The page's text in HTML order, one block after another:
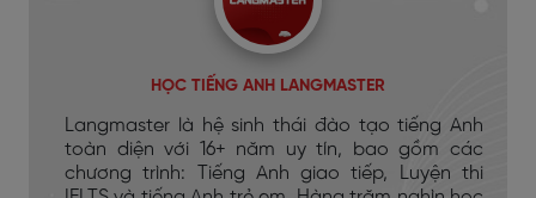
HỌC TIẾNG ANH LANGMASTER
Langmaster là hệ sinh thái đào tạo tiếng Anh
toàn diện với 16+ năm uy tín, bao gồm các
chương trình: Tiếng Anh giao tiếp, Luyện thi